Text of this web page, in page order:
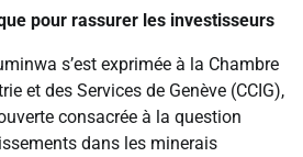
pour rassurer les investisseurs
s’est exprimée à la Chambre
et des Services de Genève (CCIG),
consacrée à la question
dans les minerais